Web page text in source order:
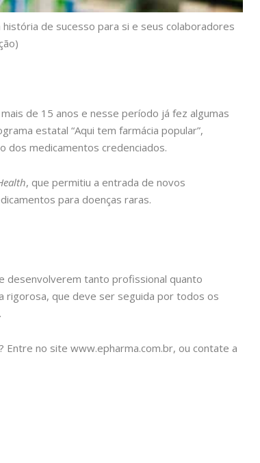
de sucesso para si e seus colaboradores
de 15 anos e nesse período já fez algumas
estatal “Aqui tem farmácia popular”,
dos medicamentos credenciados.
, que permitiu a entrada de novos
para doenças raras.
desenvolverem tanto profissional quanto
rigorosa, que deve ser seguida por todos os
no site www.epharma.com.br, ou contate a